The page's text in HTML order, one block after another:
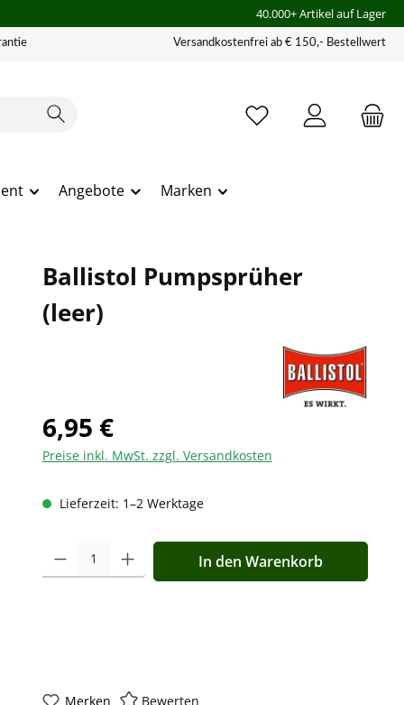
40.000+ Artikel auf Lager
Versandkostenfrei ab € 150,- Bestellwert
Angebote Marken
Ballistol Pumpsprüher
(leer)
6,95 €
Preise inkl. MwSt. zzgl. Versandkosten
Lieferzeit: 1–2 Werktage
Produkt Anzahl: Gib den gewünschten Wert ein oder
In den Warenkorb
Merken Bewerten